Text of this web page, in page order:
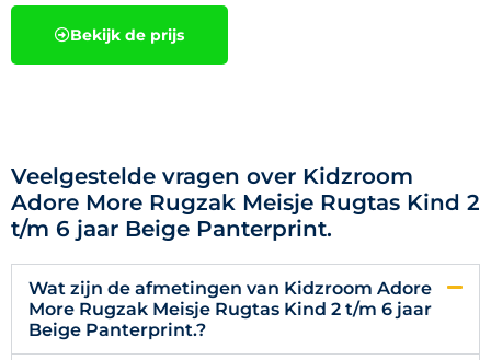
Bekijk de prijs
Veelgestelde vragen over Kidzroom
Adore More Rugzak Meisje Rugtas Kind 2
t/m 6 jaar Beige Panterprint.
Wat zijn de afmetingen van Kidzroom Adore
More Rugzak Meisje Rugtas Kind 2 t/m 6 jaar
Beige Panterprint.?